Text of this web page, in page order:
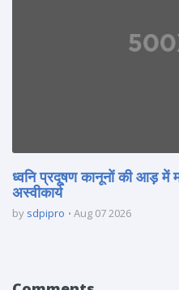
ध्वनि प्रदूषण कानूनों की आड़ में
अस्वीकार्य
by sdpipro Aug 07 2026